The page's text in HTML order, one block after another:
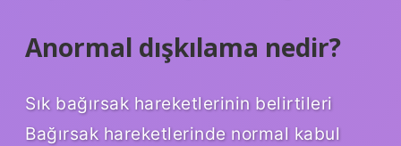
Anormal dışkılama nedir?
Sık bağırsak hareketlerinin belirtileri
Bağırsak hareketlerinde normal kabul